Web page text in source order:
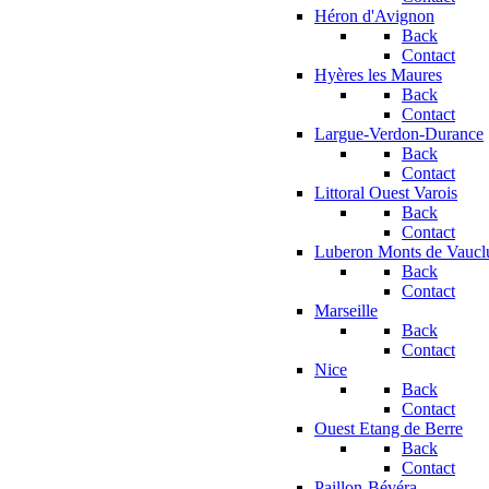
Héron d'Avignon
Back
Contact
Hyères les Maures
Back
Contact
Largue-Verdon-Durance
Back
Contact
Littoral Ouest Varois
Back
Contact
Luberon Monts de
Back
Contact
Marseille
Back
Contact
Nice
Back
Contact
Ouest Etang de Berre
Back
Contact